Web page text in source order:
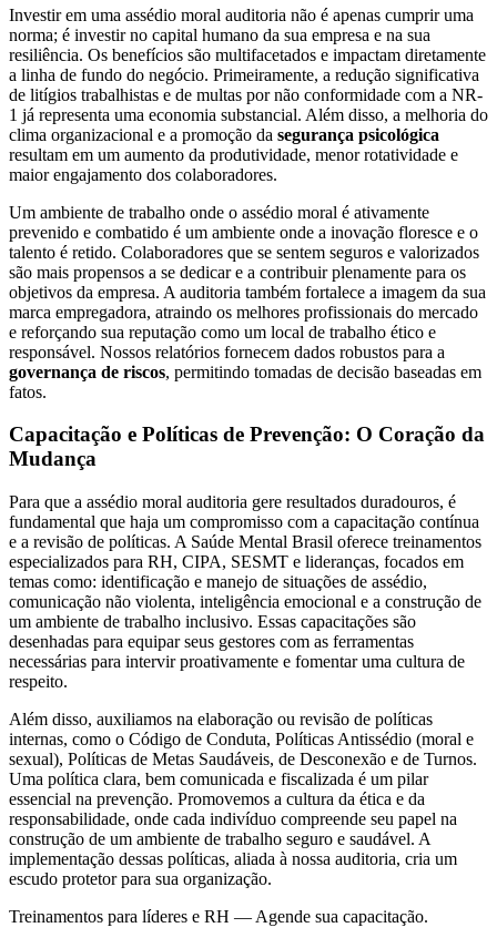
Investir em uma assédio moral auditoria não é apenas cumprir uma
norma; é investir no capital humano da sua empresa e na sua
resiliência. Os benefícios são multifacetados e impactam diretamente
a linha de fundo do negócio. Primeiramente, a redução significativa
de litígios trabalhistas e de multas por não conformidade com a NR-
1 já representa uma economia substancial. Além disso, a melhoria do
clima organizacional e a promoção da segurança psicológica
resultam em um aumento da produtividade, menor rotatividade e
maior engajamento dos colaboradores.
Um ambiente de trabalho onde o assédio moral é ativamente
prevenido e combatido é um ambiente onde a inovação floresce e o
talento é retido. Colaboradores que se sentem seguros e valorizados
são mais propensos a se dedicar e a contribuir plenamente para os
objetivos da empresa. A auditoria também fortalece a imagem da sua
marca empregadora, atraindo os melhores profissionais do mercado
e reforçando sua reputação como um local de trabalho ético e
responsável. Nossos relatórios fornecem dados robustos para a
governança de riscos, permitindo tomadas de decisão baseadas em
fatos.
Capacitação e Políticas de Prevenção: O Coração da
Mudança
Para que a assédio moral auditoria gere resultados duradouros, é
fundamental que haja um compromisso com a capacitação contínua
e a revisão de políticas. A Saúde Mental Brasil oferece treinamentos
especializados para RH, CIPA, SESMT e lideranças, focados em
temas como: identificação e manejo de situações de assédio,
comunicação não violenta, inteligência emocional e a construção de
um ambiente de trabalho inclusivo. Essas capacitações são
desenhadas para equipar seus gestores com as ferramentas
necessárias para intervir proativamente e fomentar uma cultura de
respeito.
Além disso, auxiliamos na elaboração ou revisão de políticas
internas, como o Código de Conduta, Políticas Antissédio (moral e
sexual), Políticas de Metas Saudáveis, de Desconexão e de Turnos.
Uma política clara, bem comunicada e fiscalizada é um pilar
essencial na prevenção. Promovemos a cultura da ética e da
responsabilidade, onde cada indivíduo compreende seu papel na
construção de um ambiente de trabalho seguro e saudável. A
implementação dessas políticas, aliada à nossa auditoria, cria um
escudo protetor para sua organização.
Treinamentos para líderes e RH — Agende sua capacitação.